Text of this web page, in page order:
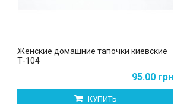
Женские домашние тапочки киевские
Т-104
95.00 грн
КУПИТЬ